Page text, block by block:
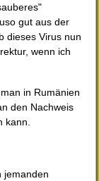
gut aus der
dieses Virus nun
wenn ich
in Rumänien
den Nachweis
kann.
jemanden